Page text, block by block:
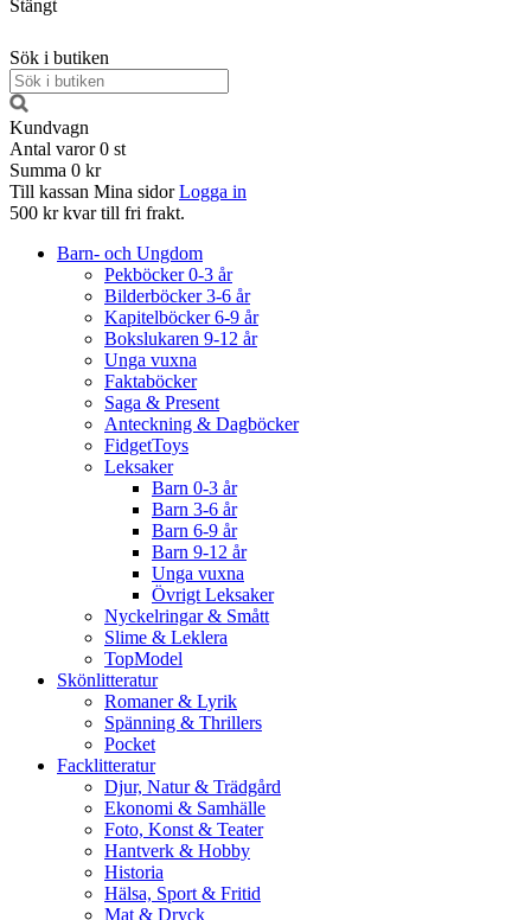
Stängt
Sök i butiken
Kundvagn
Antal varor 0 st
Summa 0 kr
Till kassan Mina sidor Logga in
500 kr kvar till fri frakt.
Barn- och Ungdom
Pekböcker 0-3 år
Bilderböcker 3-6 år
Kapitelböcker 6-9 år
Bokslukaren 9-12 år
Unga vuxna
Faktaböcker
Saga & Present
Anteckning & Dagböcker
FidgetToys
Leksaker
Barn 0-3 år
Barn 3-6 år
Barn 6-9 år
Barn 9-12 år
Unga vuxna
Övrigt Leksaker
Nyckelringar & Smått
Slime & Leklera
TopModel
Skönlitteratur
Romaner & Lyrik
Spänning & Thrillers
Pocket
Facklitteratur
Djur, Natur & Trädgård
Ekonomi & Samhälle
Foto, Konst & Teater
Hantverk & Hobby
Historia
Hälsa, Sport & Fritid
Mat & Dryck